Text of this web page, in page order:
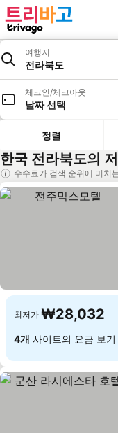
여행지
전라북도
체크인/체크아웃
날짜 선택
정렬
한국 전라북도의
수수료가 검색 순위에 미치
최저가 ₩28,032
4개 사이트의 요금 보기